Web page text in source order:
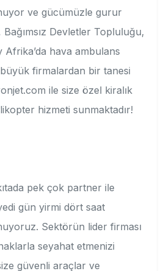
ve gücümüzle gurur
Devletler Topluluğu,
hava ambulans
firmalardan bir tanesi
ile size özel kiralık
hizmeti sunmaktadır!
pek çok partner ile
gün yirmi dört saat
Sektörün lider firması
seyahat etmenizi
güvenli araçlar ve